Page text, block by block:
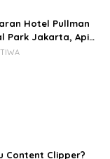
Hotel Pullman
Park Jakarta, Api
dari Gedung Parkir
Content Clipper?